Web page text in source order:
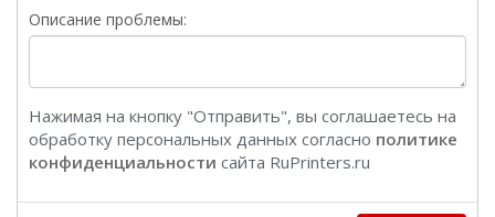
Описание проблемы:
Нажимая на кнопку "Отправить", вы соглашаетесь на
обработку персональных данных согласно политике
конфиденциальности сайта RuPrinters.ru